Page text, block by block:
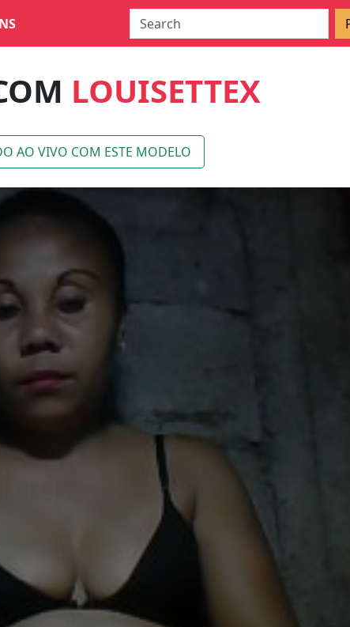
LOUISETTEX
AO VIVO COM ESTE MODELO